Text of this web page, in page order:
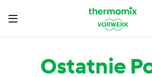
Ostatnie